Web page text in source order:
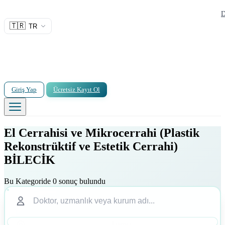
🇹🇷 TR
Giriş Yap Ücretsiz Kayıt Ol
El Cerrahisi ve Mikrocerrahi (Plastik
Rekonstrüktif ve Estetik Cerrahi)
BİLECİK
Bu Kategoride 0 sonuç bulundu